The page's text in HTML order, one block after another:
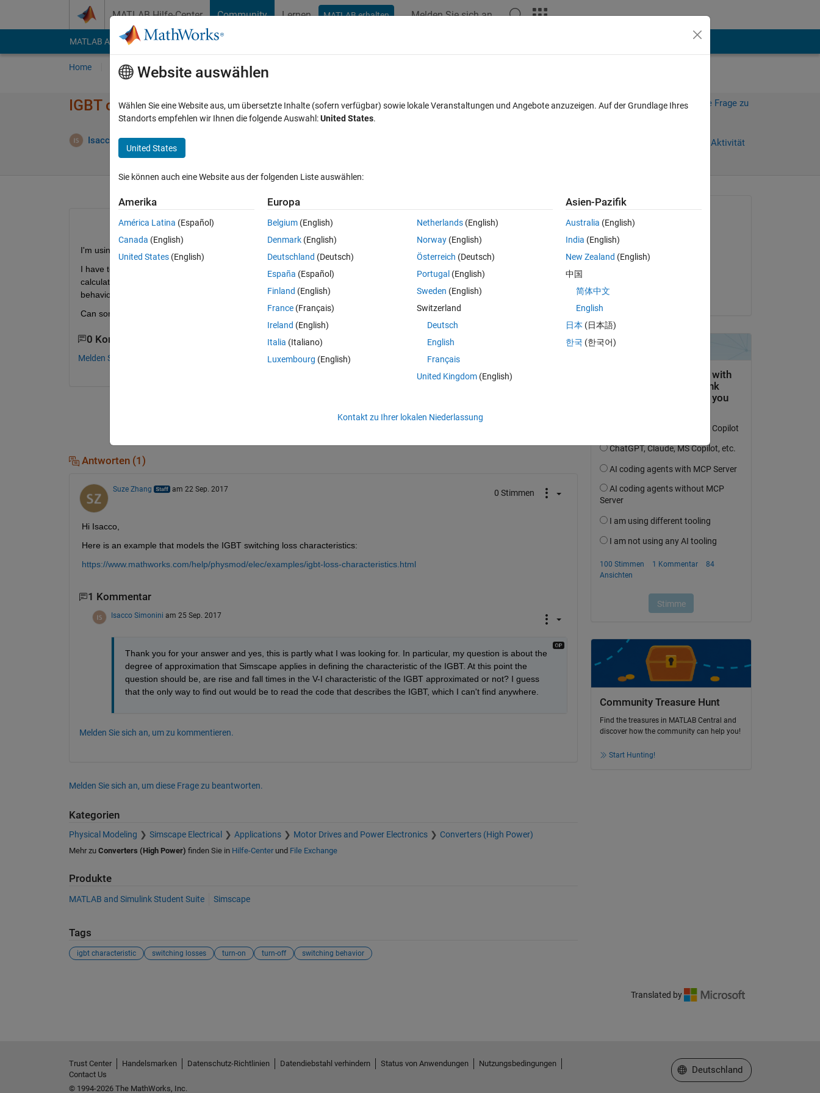
MATLAB Hilfe-Center Community Lernen MATLAB erhalten Melden Sie sich an
MATLAB Answers File Exchange Cody
Home Fragen Antworten Durchsuchen
IGBT characterization - Simscape
Isacco Simonini 19 Sep. 2017
Melden Sie sich an, um diese Frage zu
Anmelden, um Aktivität
0 Stimmen
I'm using Simulink-Simscape to evaluate the losses of an IGBT.
I have to be sure that the dynamic characteristics of voltage and current set as default by the software are reliable when
calculating the losses, in particular, I have been told that the switching on-state/off-state may not be representative of the real
behavior but very much approximated.
Can someone confirm or deny my thoughts. Maybe providing some test configurations to compute such losses.
0 Kommentare
Melden Sie sich an, um zu kommentieren.
Antworten (1)
Suze Zhang am 22 Sep. 2017 0 Stimmen
Hi Isacco,
Here is an example that models the IGBT switching loss characteristics:
https://www.mathworks.com/help/physmod/elec/examples/igbt-loss-characteristics.html
1 Kommentar
Isacco Simonini am 25 Sep. 2017
Thank you for your answer and yes, this is partly what I was looking for. In particular, my question is about the
degree of approximation that Simscape applies in defining the characteristic of the IGBT. At this point the
question should be, are rise and fall times in the V-I characteristic of the IGBT approximated or not? I guess
that the only way to find out would be to read the code that describes the IGBT, which I can't find anywhere.
Melden Sie sich an, um zu kommentieren.
Melden Sie sich an, um diese Frage zu beantworten.
Kategorien
Physical Modeling Simscape Electrical Applications Motor Drives and Power Electronics Converters (High Power)
Mehr zu Converters (High Power) finden Sie in Hilfe-Centerund File Exchange
Produkte
MATLAB and Simulink Student Suite Simscape
Tags
igbt characteristic switching losses turn-on turn-off switching behavior
Isacco Simonini
am 19 Sep. 2017
am 25 Sep. 2017
Community Treasure Hunt
Find the treasures in MATLAB Central and
discover how the community can help you!
Start Hunting!
Translated by
Website auswählen
Wählen Sie eine Website aus, um übersetzte Inhalte (sofern verfügbar) sowie lokale Veranstaltungen und Angebote anzuzeigen. Auf der Grundlage Ihres
Standorts empfehlen wir Ihnen die folgende Auswahl:United States.
United States
Sie können auch eine Website aus der folgenden Liste auswählen:
Amerika
América Latina (Español)
Canada (English)
United States (English)
Europa
Belgium (English)
Denmark (English)
Deutschland (Deutsch)
España (Español)
Finland (English)
France (Français)
Ireland (English)
Italia (Italiano)
Luxembourg (English)
Netherlands(English)
Norway(English)
Österreich (Deutsch)
Portugal (English)
Sweden (English)
Switzerland
Deutsch
English
Français
United Kingdom(English)
Asien-Pazifik
Australia (English)
India (English)
New Zealand (English)
中国
简体中文
English
日本 (日本語)
한국 (한국어)
Kontakt zu Ihrer lokalen Niederlassung
Trust Center Handelsmarken Datenschutz-Richtlinien Datendiebstahl verhindern Status von Anwendungen
Nutzungsbedingungen
Contact Us
© 1994-2026 The MathWorks, Inc.
Website auswählen
Deutschland